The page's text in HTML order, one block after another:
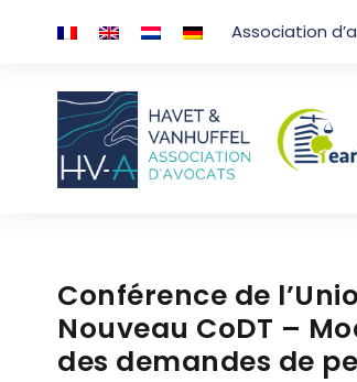
Association
Conférence de
Nouveau CoDT –
des demandes de